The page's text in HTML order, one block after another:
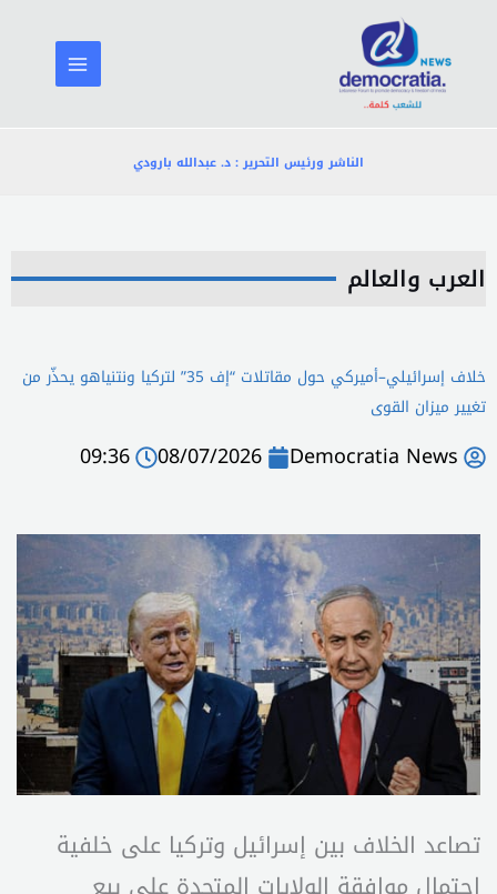
المحتوى
الناشر ورئيس التحرير : د. عبدالله بارودي
العرب والعالم
خلاف إسرائيلي–أميركي حول مقاتلات “إف 35” لتركيا ونتنياهو يحذّر من
تغيير ميزان القوى
Democratia News
08/07/2026
09:36
تصاعد الخلاف بين إسرائيل وتركيا على خلفية